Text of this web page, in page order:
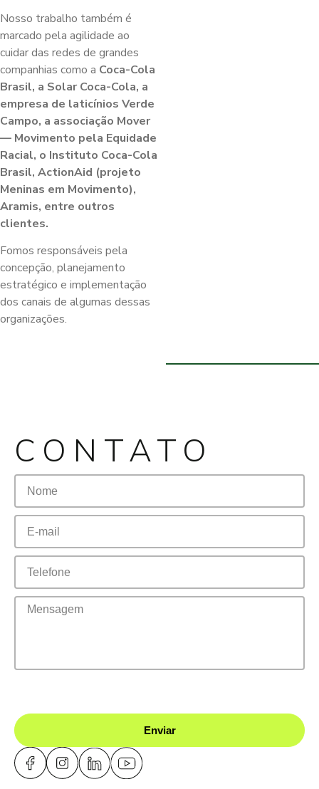
Nosso trabalho também é
marcado pela agilidade ao
cuidar das redes de grandes
companhias como a Coca-Cola
Brasil, a Solar Coca-Cola, a
empresa de laticínios Verde
Campo, a associação Mover
— Movimento pela Equidade
Racial, o Instituto Coca-Cola
Brasil, ActionAid (projeto
Meninas em Movimento),
Aramis, entre outros
clientes.
Fomos responsáveis pela
concepção, planejamento
estratégico e implementação
dos canais de algumas dessas
organizações.
CONTATO
Enviar